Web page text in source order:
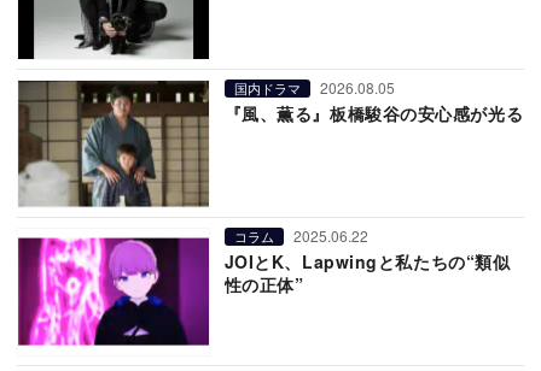
国内ドラマ 2026.08.05
『風、薫る』板橋駿谷の安心感が光る
コラム 2025.06.22
JOIとK、Lapwingと私たちの“類似
性の正体”